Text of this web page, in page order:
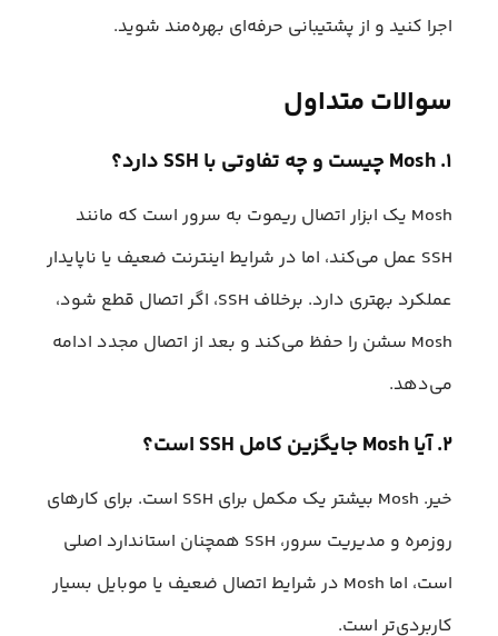
اجرا کنید و از پشتیبانی حرفه‌ای بهره‌مند شوید.
سوالات متداول
۱. Mosh چیست و چه تفاوتی با SSH دارد؟
Mosh یک ابزار اتصال ریموت به سرور است که مانند
SSH عمل می‌کند، اما در شرایط اینترنت ضعیف یا ناپایدار
عملکرد بهتری دارد. برخلاف SSH، اگر اتصال قطع شود،
Mosh سشن را حفظ می‌کند و بعد از اتصال مجدد ادامه
می‌دهد.
۲. آیا Mosh جایگزین کامل SSH است؟
خیر. Mosh بیشتر یک مکمل برای SSH است. برای کارهای
روزمره و مدیریت سرور، SSH همچنان استاندارد اصلی
است، اما Mosh در شرایط اتصال ضعیف یا موبایل بسیار
کاربردی‌تر است.